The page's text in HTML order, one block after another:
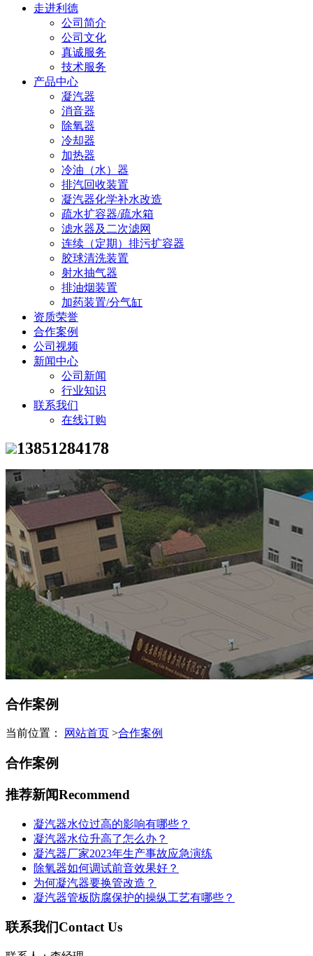
走进利德
公司简介
公司文化
真诚服务
技术服务
产品中心
凝汽器
消音器
除氧器
冷却器
加热器
冷油（水）器
排汽回收装置
凝汽器化学补水改造
疏水扩容器/疏水箱
滤水器及二次滤网
连续（定期）排污扩容器
胶球清洗装置
射水抽气器
排油烟装置
加药装置/分气缸
资质荣誉
合作案例
公司视频
新闻中心
公司新闻
行业知识
联系我们
在线订购
13851284178
合作案例
当前位置： 网站首页 >合作案例
合作案例
推荐新闻Recommend
凝汽器水位过高的影响有哪些？
凝汽器水位升高了怎么办？
凝汽器厂家2023年生产事故应急演练
除氧器如何调试前音效果好？
为何凝汽器要换管改造？
凝汽器管板防腐保护的操纵工艺有哪些？
联系我们Contact Us